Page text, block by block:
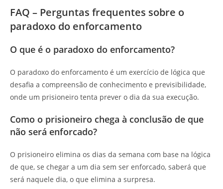
FAQ – Perguntas frequentes sobre o
paradoxo do enforcamento
O que é o paradoxo do enforcamento?
O paradoxo do enforcamento é um exercício de lógica que
desafia a compreensão de conhecimento e previsibilidade,
onde um prisioneiro tenta prever o dia da sua execução.
Como o prisioneiro chega à conclusão de que
não será enforcado?
O prisioneiro elimina os dias da semana com base na lógica
de que, se chegar a um dia sem ser enforcado, saberá que
será naquele dia, o que elimina a surpresa.